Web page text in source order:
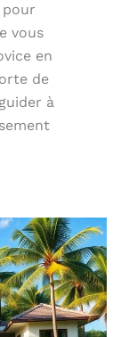
vous
en
de
à